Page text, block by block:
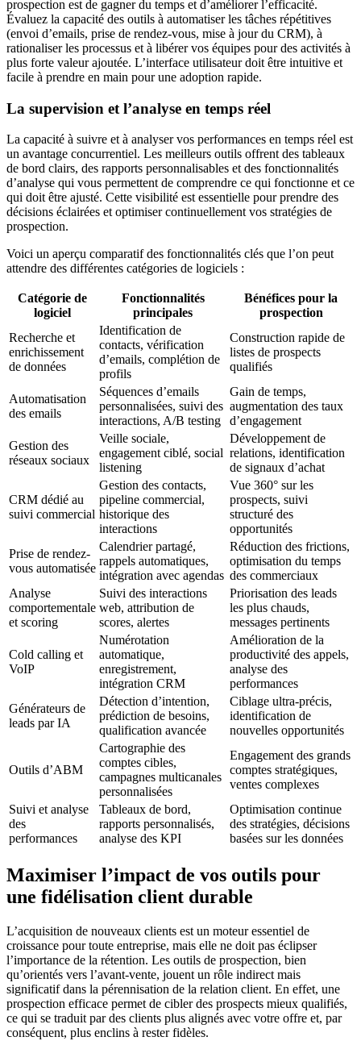
prospection est de gagner du temps et d’améliorer l’efficacité.
Évaluez la capacité des outils à automatiser les tâches répétitives
(envoi d’emails, prise de rendez-vous, mise à jour du CRM), à
rationaliser les processus et à libérer vos équipes pour des activités à
plus forte valeur ajoutée. L’interface utilisateur doit être intuitive et
facile à prendre en main pour une adoption rapide.
La supervision et l’analyse en temps réel
La capacité à suivre et à analyser vos performances en temps réel est
un avantage concurrentiel. Les meilleurs outils offrent des tableaux
de bord clairs, des rapports personnalisables et des fonctionnalités
d’analyse qui vous permettent de comprendre ce qui fonctionne et ce
qui doit être ajusté. Cette visibilité est essentielle pour prendre des
décisions éclairées et optimiser continuellement vos stratégies de
prospection.
Voici un aperçu comparatif des fonctionnalités clés que l’on peut
attendre des différentes catégories de logiciels :
Catégorie de
logiciel
Fonctionnalités
principales
Bénéfices pour la
prospection
Recherche et
enrichissement
de données
Identification de
contacts, vérification
d’emails, complétion de
profils
Construction rapide de
listes de prospects
qualifiés
Automatisation
des emails
Séquences d’emails
personnalisées, suivi des
interactions, A/B testing
Gain de temps,
augmentation des taux
d’engagement
Gestion des
réseaux sociaux
Veille sociale,
engagement ciblé, social
listening
Développement de
relations, identification
de signaux d’achat
CRM dédié au
suivi commercial
Gestion des contacts,
pipeline commercial,
historique des
interactions
Vue 360° sur les
prospects, suivi
structuré des
opportunités
Prise de rendez-
vous automatisée
Calendrier partagé,
rappels automatiques,
intégration avec agendas
Réduction des frictions,
optimisation du temps
des commerciaux
Analyse
comportementale
et scoring
Suivi des interactions
web, attribution de
scores, alertes
Priorisation des leads
les plus chauds,
messages pertinents
Cold calling et
VoIP
Numérotation
automatique,
enregistrement,
intégration CRM
Amélioration de la
productivité des appels,
analyse des
performances
Générateurs de
leads par IA
Détection d’intention,
prédiction de besoins,
qualification avancée
Ciblage ultra-précis,
identification de
nouvelles opportunités
Outils d’ABM
Cartographie des
comptes cibles,
campagnes multicanales
personnalisées
Engagement des grands
comptes stratégiques,
ventes complexes
Suivi et analyse
des
performances
Tableaux de bord,
rapports personnalisés,
analyse des KPI
Optimisation continue
des stratégies, décisions
basées sur les données
Maximiser l’impact de vos outils pour
une fidélisation client durable
L’acquisition de nouveaux clients est un moteur essentiel de
croissance pour toute entreprise, mais elle ne doit pas éclipser
l’importance de la rétention. Les outils de prospection, bien
qu’orientés vers l’avant-vente, jouent un rôle indirect mais
significatif dans la pérennisation de la relation client. En effet, une
prospection efficace permet de cibler des prospects mieux qualifiés,
ce qui se traduit par des clients plus alignés avec votre offre et, par
conséquent, plus enclins à rester fidèles.